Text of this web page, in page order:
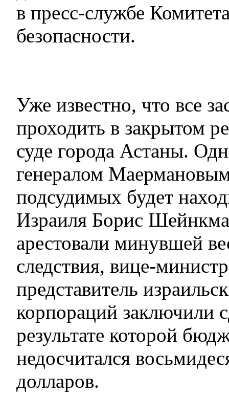
в пресс-службе
безопасности.
Уже известно, что все
проходить в закрытом
суде города Астаны.
генералом
подсудимых будет
Израиля Борис
арестовали минувшей
следствия, вице-
представитель
корпораций заключили
результате которой
недосчитался
долларов.